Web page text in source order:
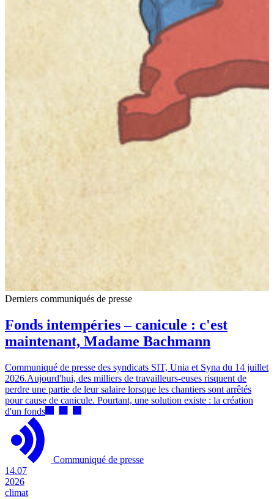
Derniers communiqués de presse
Fonds intempéries – canicule : c'est
maintenant, Madame Bachmann
Communiqué de presse des syndicats SIT, Unia et Syna du 14 juillet
2026.Aujourd'hui, des milliers de travailleurs-euses risquent de
perdre une partie de leur salaire lorsque les chantiers sont arrêtés
pour cause de canicule. Pourtant, une solution existe : la création
d'un fonds
Communiqué de presse
14.07
2026
climat